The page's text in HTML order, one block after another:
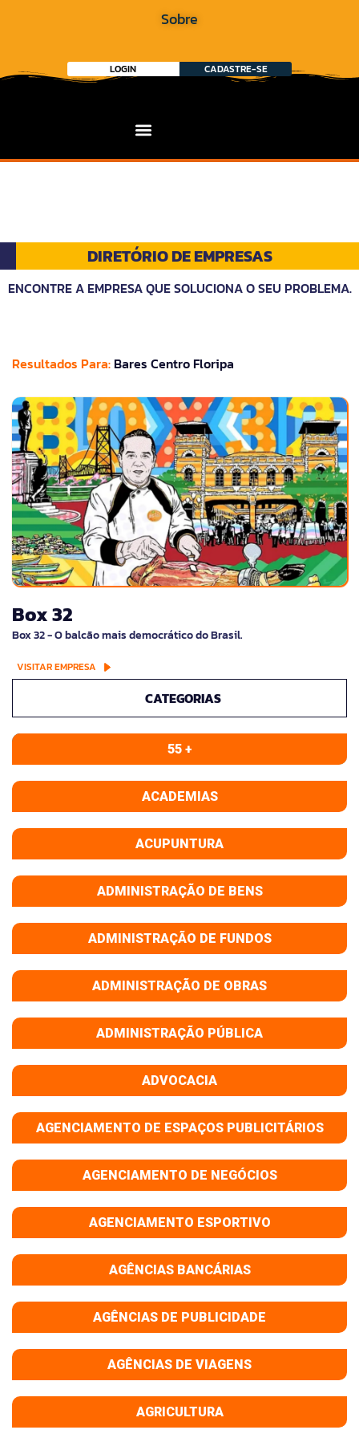
Sobre
LOGIN CADASTRE-SE
DIRETÓRIO DE EMPRESAS
ENCONTRE A EMPRESA QUE SOLUCIONA O SEU PROBLEMA.
Resultados Para: Bares Centro Floripa
Box 32
Box 32 - O balcão mais democrático do Brasil.
VISITAR EMPRESA
CATEGORIAS
55 +
ACADEMIAS
ACUPUNTURA
ADMINISTRAÇÃO DE BENS
ADMINISTRAÇÃO DE FUNDOS
ADMINISTRAÇÃO DE OBRAS
ADMINISTRAÇÃO PÚBLICA
ADVOCACIA
AGENCIAMENTO DE ESPAÇOS PUBLICITÁRIOS
AGENCIAMENTO DE NEGÓCIOS
AGENCIAMENTO ESPORTIVO
AGÊNCIAS BANCÁRIAS
AGÊNCIAS DE PUBLICIDADE
AGÊNCIAS DE VIAGENS
AGRICULTURA